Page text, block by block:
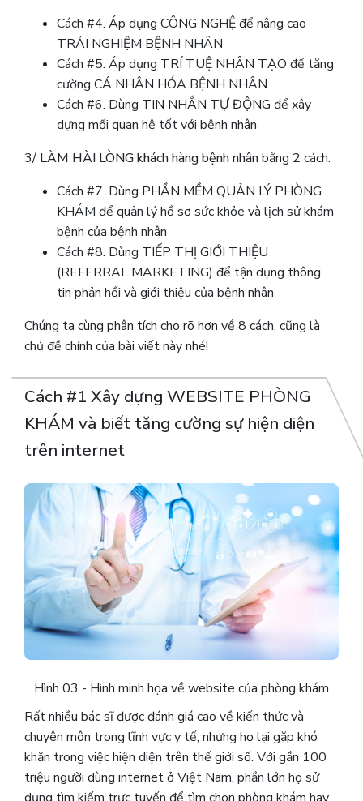
Cách #4. Áp dụng CÔNG NGHỆ để nâng cao
TRẢI NGHIỆM BỆNH NHÂN
Cách #5. Áp dụng TRÍ TUỆ NHÂN TẠO để tăng
cường CÁ NHÂN HÓA BỆNH NHÂN
Cách #6. Dùng TIN NHẮN TỰ ĐỘNG để xây
dựng mối quan hệ tốt với bệnh nhân
3/ LÀM HÀI LÒNG khách hàng bệnh nhânbằng 2 cách:
Cách #7. Dùng PHẦN MỀM QUẢN LÝ PHÒNG
KHÁM để quản lý hồ sơ sức khỏe và lịch sử khám
bệnh của bệnh nhân
Cách #8. Dùng TIẾP THỊ GIỚI THIỆU
(REFERRAL MARKETING) để tận dụng thông
tin phản hồi và giới thiệu của bệnh nhân
Chúng ta cùng phân tích cho rõ hơn về 8 cách, cũng là
chủ đề chính của bài viết này nhé!
Cách #1 Xây dựng WEBSITE PHÒNG
KHÁM và biết tăng cường sự hiện diện
trên internet
Hình 03 - Hình minh họa về website của phòng khám
Rất nhiều bác sĩ được đánh giá cao về kiến ​​thức và
chuyên môn trong lĩnh vực y tế, nhưng họ lại gặp khó
khăn trong việc hiện diện trên thế giới số. Với gần 100
triệu người dùng internet ở Việt Nam, phần lớn họ sử